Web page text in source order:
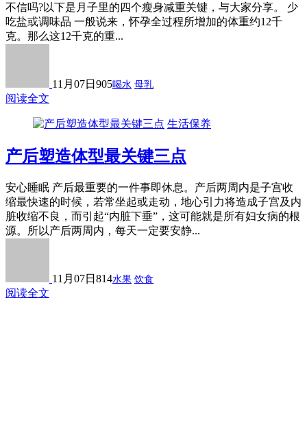
不信吗?以下是月子里的四个瘦身减重关键，与大家分享。 少
吃盐或调味品 一般说来，怀孕全过程所增加的体重约12千
克。那么这12千克的重...
11月07日 905喝水 母乳
阅读全文
生活保养
产后塑造体型最关键三点
安心睡眠 产后最重要的一件事即休息。产后两周内是子宫收
缩最快速的时候，若常坐起或走动，地心引力将造成子宫及内
脏收缩不良，而引起“内脏下垂”，这可能就是所有妇女病的根
源。所以产后两周内，每天一定要安静...
11月07日 814水果 饮食
阅读全文